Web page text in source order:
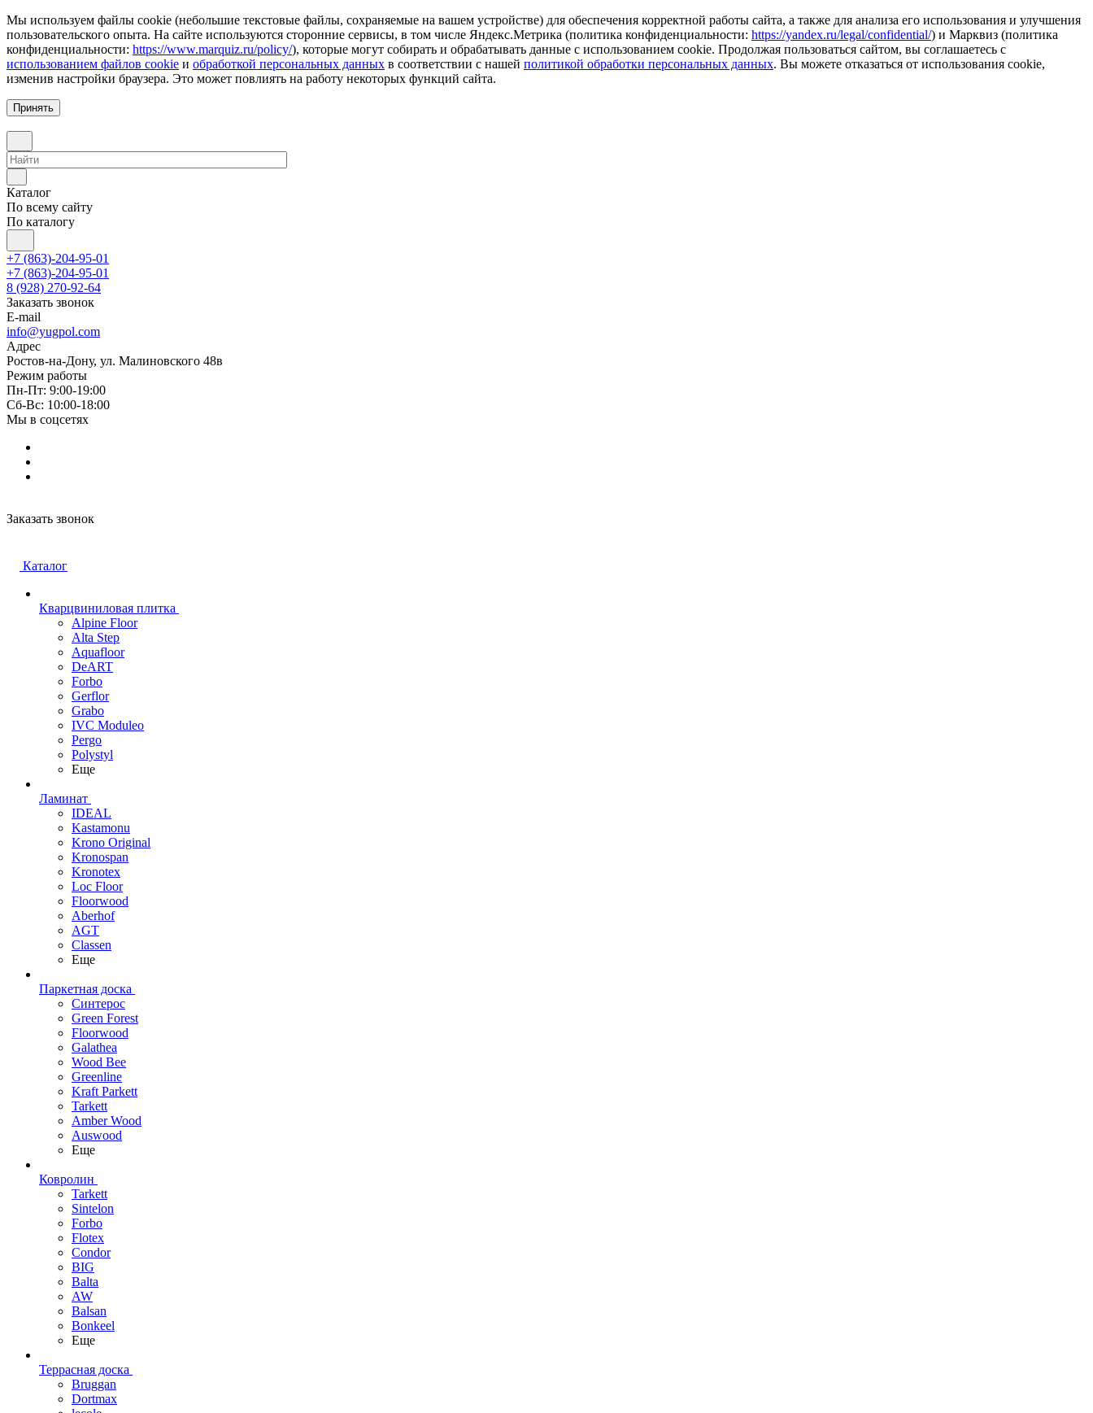
Мы используем файлы cookie (небольшие текстовые файлы, сохраняемые на вашем устройстве) для обеспечения корректной работы сайта, а также для анализа его использования и улучшения
пользовательского опыта. На сайте используются сторонние сервисы, в том числе Яндекс.Метрика (политика конфиденциальности: https://yandex.ru/legal/confidential/) и Марквиз (политика
конфиденциальности: https://www.marquiz.ru/policy/), которые могут собирать и обрабатывать данные с использованием cookie. Продолжая пользоваться сайтом, вы соглашаетесь с
использованием файлов cookie и обработкой персональных данных в соответствии с нашей политикой обработки персональных данных. Вы можете отказаться от использования cookie,
изменив настройки браузера. Это может повлиять на работу некоторых функций сайта.
Принять
Каталог
По всему сайту
По каталогу
+7 (863)-204-95-01
+7 (863)-204-95-01
8 (928) 270-92-64
Заказать звонок
E-mail
info@yugpol.com
Адрес
Ростов-на-Дону, ул. Малиновского 48в
Режим работы
Пн-Пт: 9:00-19:00
Cб-Вс: 10:00-18:00
Мы в соцсетях
Заказать звонок
Каталог
Кварцвиниловая плитка
Alpine Floor
Alta Step
Aquafloor
DeART
Forbo
Gerflor
Grabo
IVC Moduleo
Pergo
Polystyl
Еще
Ламинат
IDEAL
Kastamonu
Krono Original
Kronospan
Kronotex
Loc Floor
Floorwood
Aberhof
AGT
Classen
Еще
Паркетная доска
Синтерос
Green Forest
Floorwood
Galathea
Wood Bee
Greenline
Kraft Parkett
Tarkett
Amber Wood
Auswood
Еще
Ковролин
Tarkett
Sintelon
Forbo
Flotex
Condor
BIG
Balta
AW
Balsan
Bonkeel
Еще
Террасная доска
Bruggan
Dortmax